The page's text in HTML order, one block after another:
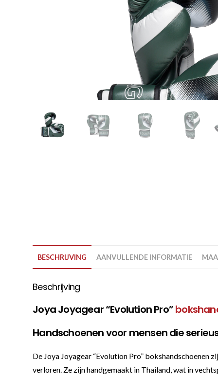
Voor
Bokszak
bokszak
BESCHRIJVING AANVULLENDE INFORMATIE
Beschrijving
Joya Joyagear “Evolution Pro”
Handschoenen voor mensen die
De Joya Joyagear “Evolution Pro” bokshandschoenen
verloren. Ze zijn handgemaakt in Thailand, wat in